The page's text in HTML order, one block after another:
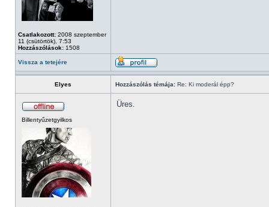
Csatlakozott: 2008 szeptember
11 (csütörtök), 7:53
Hozzászólások: 1508
Vissza a tetejére
Elyes Hozzászólás témája: Re: Ki moderál épp?
Billentyűzetgyilkos
Üres.